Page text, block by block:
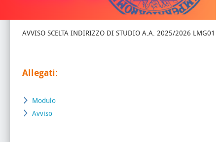
AVVISO SCELTA INDIRIZZO DI STUDIO A.A. 2025/2026 LMG01
Allegati:
Modulo
Avviso